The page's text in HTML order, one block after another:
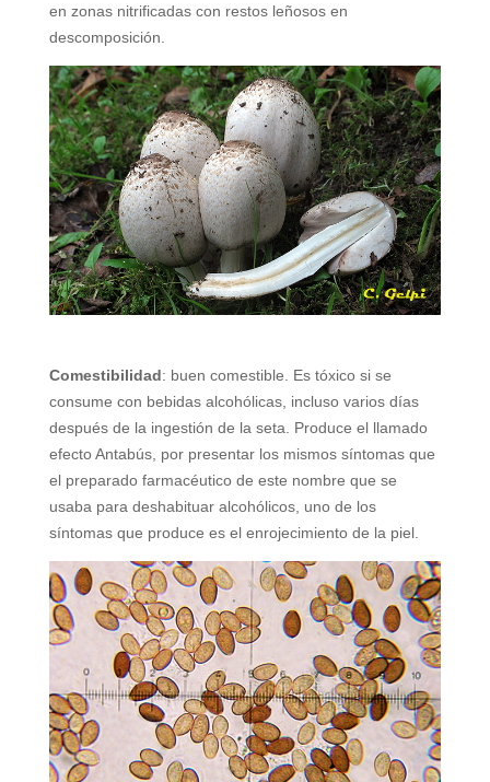
en zonas nitrificadas con restos leñosos en
descomposición.
Comestibilidad: buen comestible. Es tóxico si se
consume con bebidas alcohólicas, incluso varios días
después de la ingestión de la seta. Produce el llamado
efecto Antabús, por presentar los mismos síntomas que
el preparado farmacéutico de este nombre que se
usaba para deshabituar alcohólicos, uno de los
síntomas que produce es el enrojecimiento de la piel.